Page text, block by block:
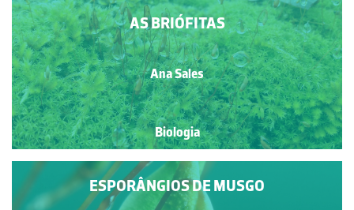
AS BRIÓFITAS
Ana Sales
Biologia
ESPORÂNGIOS DE MUSGO